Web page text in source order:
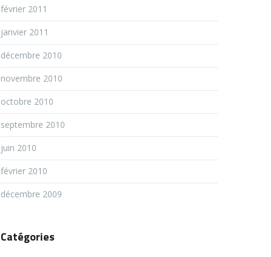
février 2011
janvier 2011
décembre 2010
novembre 2010
octobre 2010
septembre 2010
juin 2010
février 2010
décembre 2009
Catégories